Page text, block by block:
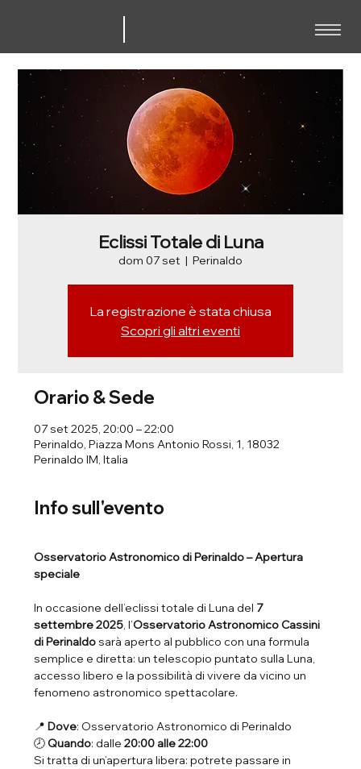
Eclissi Totale di Luna
dom 07 set
  |
Perinaldo
La registrazione è stata chiusa
Scopri gli altri eventi
Orario & Sede
07 set 2025, 20:00 – 22:00
Perinaldo, Piazza Mons Antonio Rossi, 1, 18032
Perinaldo IM, Italia
Info sull'evento
Osservatorio Astronomico di Perinaldo – Apertura
speciale
In occasione dell’eclissi totale di Luna del 7
settembre 2025, l’Osservatorio Astronomico Cassini
di Perinaldo sarà aperto al pubblico con una formula
semplice e diretta: un telescopio puntato sulla Luna,
accesso libero e la possibilità di vivere da vicino un
fenomeno astronomico spettacolare.
📍 Dove: Osservatorio Astronomico di Perinaldo
🕗 Quando: dalle 20:00 alle 22:00
Si tratta di un’apertura libera: potrete passare in